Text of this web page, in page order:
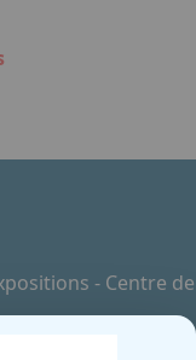
- Centre de